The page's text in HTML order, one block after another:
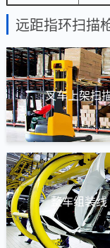
远距指环扫描
叉车上架扫
整车组装线